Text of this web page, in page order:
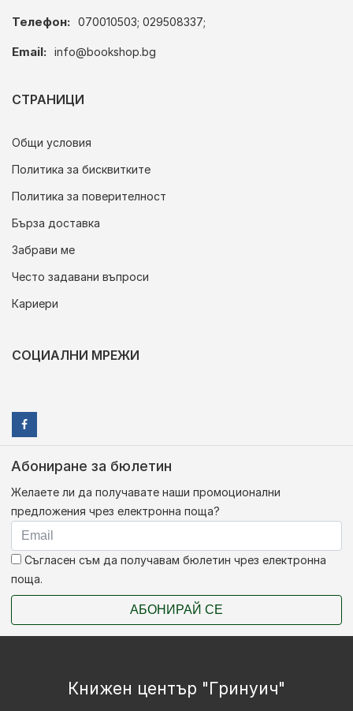
Телефон: 070010503; 029508337;
Email: info@bookshop.bg
СТРАНИЦИ
Общи условия
Политика за бисквитките
Политика за поверителност
Бърза доставка
Забрави ме
Често задавани въпроси
Кариери
СОЦИАЛНИ МРЕЖИ
Абониране за бюлетин
Желаете ли да получавате наши промоционални
предложения чрез електронна поща?
Съгласен съм да получавам бюлетин чрез електронна
поща.
АБОНИРАЙ СЕ
Книжен център "Гринуич"